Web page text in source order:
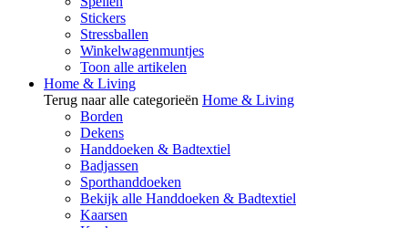
Stickers
Stressballen
Winkelwagenmuntjes
Toon alle artikelen
Home & Living
Terug naar alle categorieën Home & Living
Borden
Dekens
Handdoeken & Badtextiel
Badjassen
Sporthanddoeken
Bekijk alle Handdoeken & Badtextiel
Kaarsen